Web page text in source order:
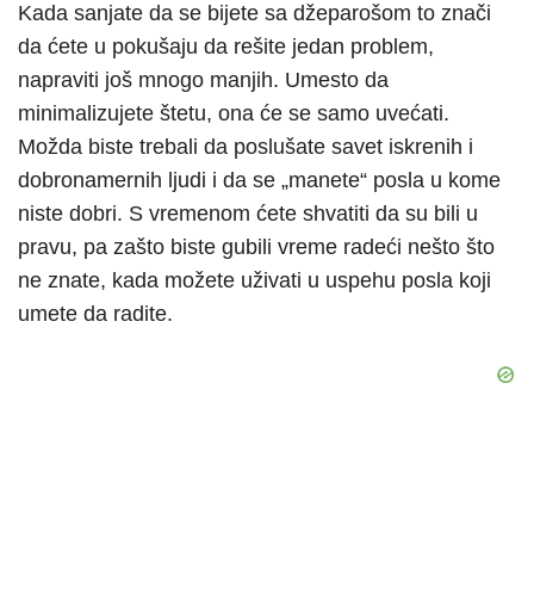
Kada sanjate da se bijete sa džeparošom to znači
da ćete u pokušaju da rešite jedan problem,
napraviti još mnogo manjih. Umesto da
minimalizujete štetu, ona će se samo uvećati.
Možda biste trebali da poslušate savet iskrenih i
dobronamernih ljudi i da se „manete“ posla u kome
niste dobri. S vremenom ćete shvatiti da su bili u
pravu, pa zašto biste gubili vreme radeći nešto što
ne znate, kada možete uživati u uspehu posla koji
umete da radite.